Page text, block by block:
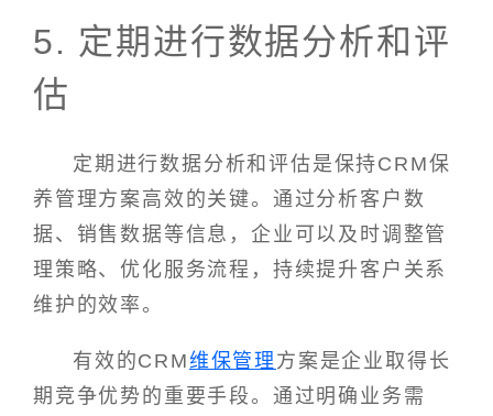
5. 定期进行数据分析和评
估
定期进行数据分析和评估是保持CRM保
养管理方案高效的关键。通过分析客户数
据、销售数据等信息，企业可以及时调整管
理策略、优化服务流程，持续提升客户关系
维护的效率。
有效的CRM维保管理方案是企业取得长
期竞争优势的重要手段。通过明确业务需